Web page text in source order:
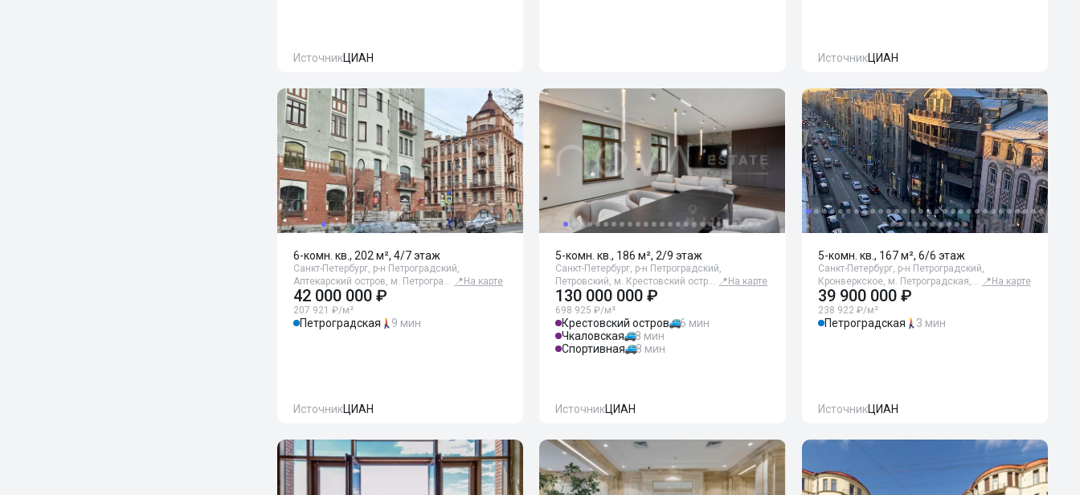
ИсточникЦИАН ИсточникЦИАН
6-комн. кв., 202 м², 4/7 этаж
Санкт-Петербург, р-н Петроградский,
Аптекарский остров, м. Петрогра… 📍 На карте
42 000 000 ₽
207 921 ₽/м²
Петроградская 9 мин
ИсточникЦИАН
5-комн. кв., 186 м², 2/9 этаж
Санкт-Петербург, р-н Петроградский,
Петровский, м. Крестовский остр… 📍 На карте
130 000 000 ₽
698 925 ₽/м²
Крестовский остров
6 мин
Чкаловская
8 мин
Спортивная
8 мин
ИсточникЦИАН
5-комн. кв., 167 м², 6/6 этаж
Санкт-Петербург, р-н Петроградский,
Кронверкское, м. Петроградская,… 📍 На карте
39 900 000 ₽
238 922 ₽/м²
Петроградская 3 мин
ИсточникЦИАН